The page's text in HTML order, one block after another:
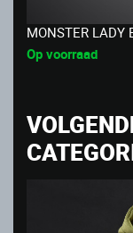
MONSTER LADY
Op voorraad